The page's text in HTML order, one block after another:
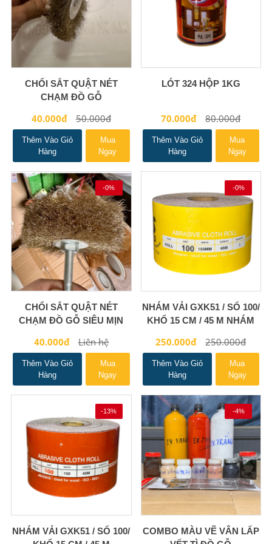
CHỔI SẮT QUẬT NÉT
CHẠM ĐỒ GỖ
40.000đ 50.000đ
Thêm Vào Giỏ
Hàng
Mua
Ngay
LÓT 324 HỘP 1KG
70.000đ 80.000đ
Thêm Vào Giỏ
Hàng
Mua
Ngay
-0%
CHỔI SẮT QUẬT NÉT
CHẠM ĐỒ GỖ SIÊU MỊN
40.000đ Liên hệ
Thêm Vào Giỏ
Hàng
Mua
Ngay
-0%
NHÁM VẢI GXK51 / SỐ 100/
KHỔ 15 CM / 45 M NHÁM
250.000đ 250.000đ
Thêm Vào Giỏ
Hàng
Mua
Ngay
-13%
NHÁM VẢI GXK51 / SỐ 100/
-4%
COMBO MÀU VẼ VÂN LẤP